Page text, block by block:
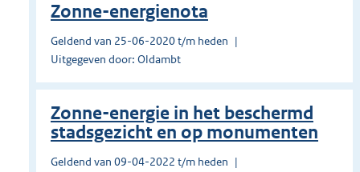
Zonne-energienota
Geldend van 25-06-2020 t/m heden
Uitgegeven door: Oldambt
Zonne-energie in het beschermd
stadsgezicht en op monumenten
Geldend van 09-04-2022 t/m heden